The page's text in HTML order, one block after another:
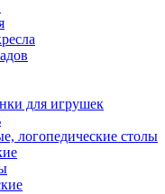
для игрушек
логопедические столы